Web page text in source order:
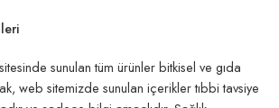
sunulan tüm ürünler bitkisel ve gıda
web sitemizde sunulan içerikler tıbbi tavsiye